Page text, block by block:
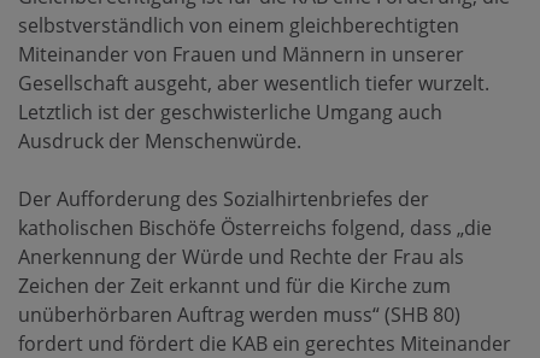
selbstverständlich von einem gleichberechtigten
Miteinander von Frauen und Männern in unserer
Gesellschaft ausgeht, aber wesentlich tiefer wurzelt.
Letztlich ist der geschwisterliche Umgang auch
Ausdruck der Menschenwürde.
Der Aufforderung des Sozialhirtenbriefes der
katholischen Bischöfe Österreichs folgend, dass „die
Anerkennung der Würde und Rechte der Frau als
Zeichen der Zeit erkannt und für die Kirche zum
unüberhörbaren Auftrag werden muss“ (SHB 80)
fordert und fördert die KAB ein gerechtes Miteinander